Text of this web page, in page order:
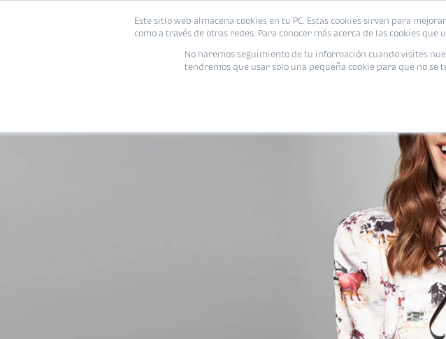
Este sitio web almacena cookies en tu PC. Estas cookies sirven para
como a través de otras redes. Para conocer más acerca de las cookies
No haremos seguimiento de tu información cuando visites
tendremos que usar solo una pequeña cookie para que no se